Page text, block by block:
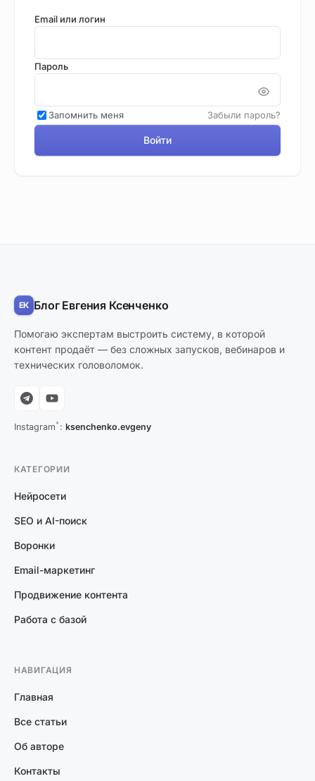
Email или логин
Пароль
Запомнить меня Забыли пароль?
Войти
Блог Евгения Ксенченко
Помогаю экспертам выстроить систему, в которой
контент продаёт — без сложных запусков, вебинаров и
технических головоломок.
Instagram*: ksenchenko.evgeny
КАТЕГОРИИ
Нейросети
SEO и AI-поиск
Воронки
Email-маркетинг
Продвижение контента
Работа с базой
НАВИГАЦИЯ
Главная
Все статьи
Об авторе
Контакты